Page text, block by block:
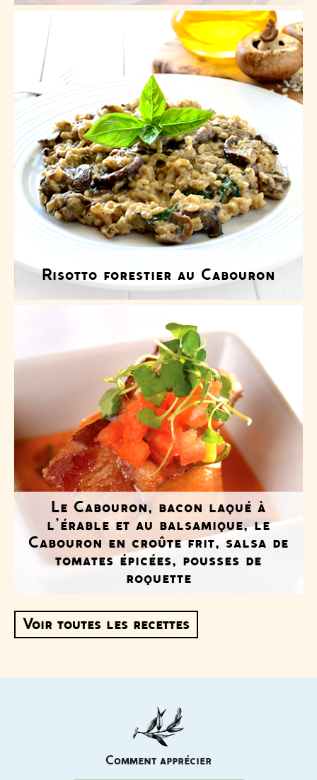
Risotto forestier au Cabouron
Le Cabouron, bacon laqué à
l’érable et au balsamique, le
Cabouron en croûte frit, salsa de
tomates épicées, pousses de
roquette
Voir toutes les recettes
Comment apprécier